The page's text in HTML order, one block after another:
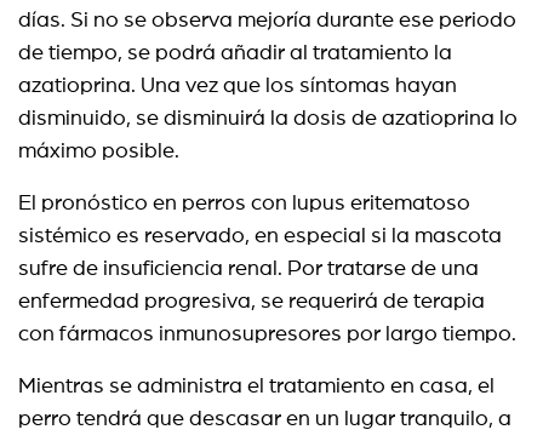
días. Si no se observa mejoría durante ese periodo
de tiempo, se podrá añadir al tratamiento la
azatioprina. Una vez que los síntomas hayan
disminuido, se disminuirá la dosis de azatioprina lo
máximo posible.
El pronóstico en perros con lupus eritematoso
sistémico es reservado, en especial si la mascota
sufre de insuficiencia renal. Por tratarse de una
enfermedad progresiva, se requerirá de terapia
con fármacos inmunosupresores por largo tiempo.
Mientras se administra el tratamiento en casa, el
perro tendrá que descasar en un lugar tranquilo, a